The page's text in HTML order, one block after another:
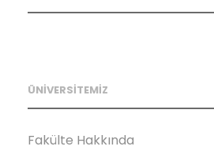
ÜNİVERSİTEMİZ
Fakülte Hakkında